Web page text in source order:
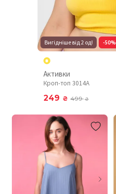
Вигідніше від 2 од! -50%
Активки
Кроп-топ 3014A
249 ₴ 499₴